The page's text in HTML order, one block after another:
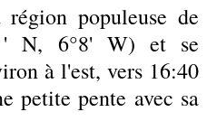
populeuse de
' N, 6°8' W) et se
à l'est, vers 16:40
petite pente avec sa